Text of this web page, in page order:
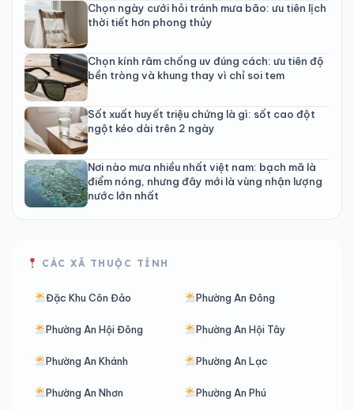
Chọn ngày cưới hỏi tránh mưa bão: ưu tiên lịch
thời tiết hơn phong thủy
Chọn kính râm chống uv đúng cách: ưu tiên độ
bền tròng và khung thay vì chỉ soi tem
Sốt xuất huyết triệu chứng là gì: sốt cao đột
ngột kéo dài trên 2 ngày
Nơi nào mưa nhiều nhất việt nam: bạch mã là
điểm nóng, nhưng đây mới là vùng nhận lượng
nước lớn nhất
CÁC XÃ THUỘC TỈNH
Đặc Khu Côn Đảo Phường An Đông
Phường An Hội Đông Phường An Hội Tây
Phường An Khánh Phường An Lạc
Phường An Nhơn Phường An Phú